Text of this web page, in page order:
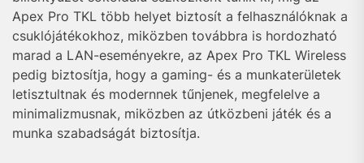
Apex Pro TKL több helyet biztosít a felhasználóknak a
csuklójátékokhoz, miközben továbbra is hordozható
marad a LAN-eseményekre, az Apex Pro TKL Wireless
pedig biztosítja, hogy a gaming- és a munkaterületek
letisztultnak és modernnek tűnjenek, megfelelve a
minimalizmusnak, miközben az útközbeni játék és a
munka szabadságát biztosítja.